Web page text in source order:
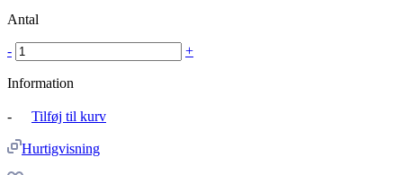
Antal
- +
Information
- Tilføj til kurv
Hurtigvisning